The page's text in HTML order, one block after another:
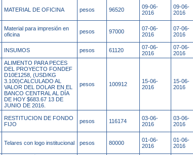
MATERIAL DE OFICINA pesos 96520
09-06-
2016
09-06-
2016
Material para impresión en
oficina
pesos 97000
07-06-
2016
07-06-
2016
INSUMOS pesos 61120
07-06-
2016
07-06-
2016
ALIMENTO PARA PECES
DEL PROYECTO FONDEF
D10E1258, (USD/KG
3.100)CALCULADO AL
VALOR DEL DOLAR EN EL
BANCO CENTRAL AL DÍA
DE HOY $683.67 13 DE
JUNIO DE 2016.
pesos 100912
15-06-
2016
15-06-
2016
RESTITUCION DE FONDO
FIJO
pesos 116174
03-06-
2016
03-06-
2016
Telares con logo institucional pesos 80000
01-06-
2016
01-06-
2016